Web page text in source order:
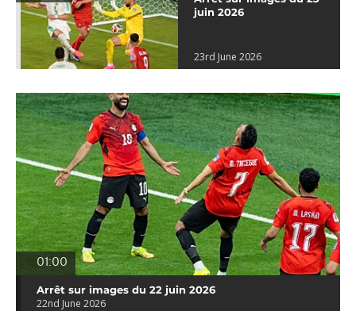
juin 2026
23rd June 2026
01:00
Arrêt sur images du 22 juin 2026
22nd June 2026